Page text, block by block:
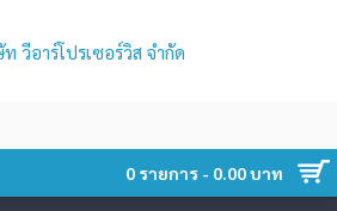
0 รายการ - 0.00 บาท